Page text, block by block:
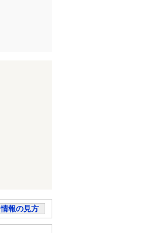
情報の見方